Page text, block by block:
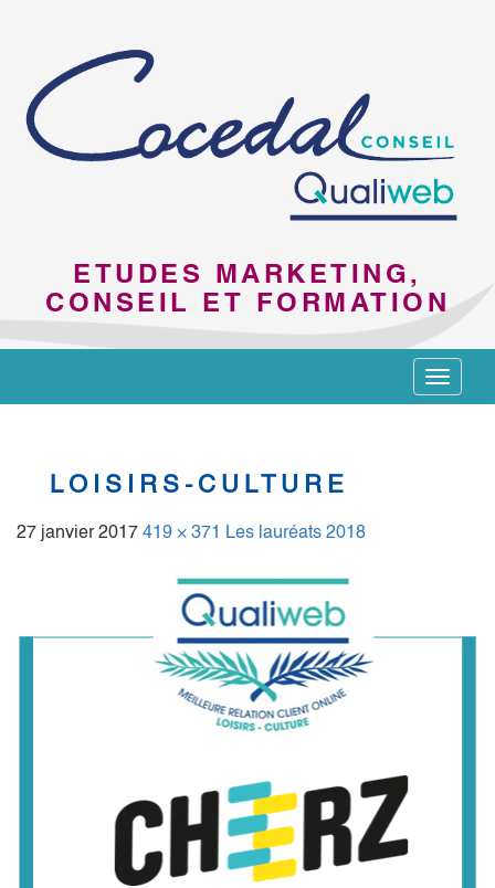
ETUDES MARKETING,
CONSEIL ET FORMATION
Toggle
LOISIRS-CULTURE
27 janvier 2017 419 × 371 Les lauréats 2018